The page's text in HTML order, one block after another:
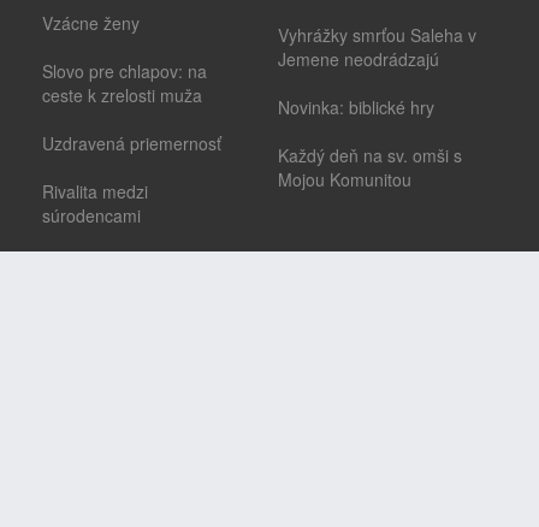
Vzácne ženy
Slovo pre chlapov: na
ceste k zrelosti muža
Uzdravená priemernosť
Rivalita medzi
súrodencami
Vyhrážky smrťou Saleha v
Jemene neodrádzajú
Novinka: biblické hry
Každý deň na sv. omši s
Mojou Komunitou